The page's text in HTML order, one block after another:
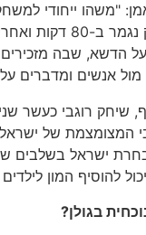
"משהו ייחודי
השלישית – המשחק
על הדשא, שבה מזכירים
אנשים ומדברים
שהגיע ב-2006 לכנף, שיחק
המצומצמת של
ישראל בשלבים
להוסיף המון
בגולן?